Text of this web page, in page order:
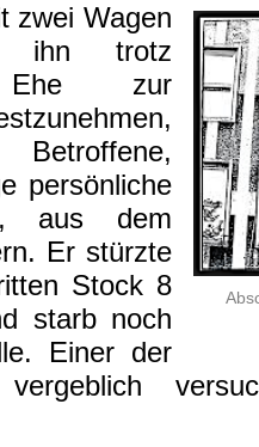
zwei Wagen
ihn trotz
Ehe zur
persönliche
aus dem
Er stürzte
Stock 8
starb noch
Einer der